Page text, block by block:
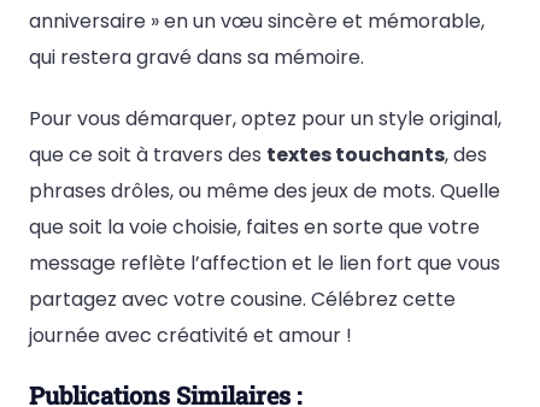
anniversaire » en un vœu sincère et mémorable,
qui restera gravé dans sa mémoire.
Pour vous démarquer, optez pour un style original,
que ce soit à travers des textes touchants, des
phrases drôles, ou même des jeux de mots. Quelle
que soit la voie choisie, faites en sorte que votre
message reflète l’affection et le lien fort que vous
partagez avec votre cousine. Célébrez cette
journée avec créativité et amour !
Publications Similaires :